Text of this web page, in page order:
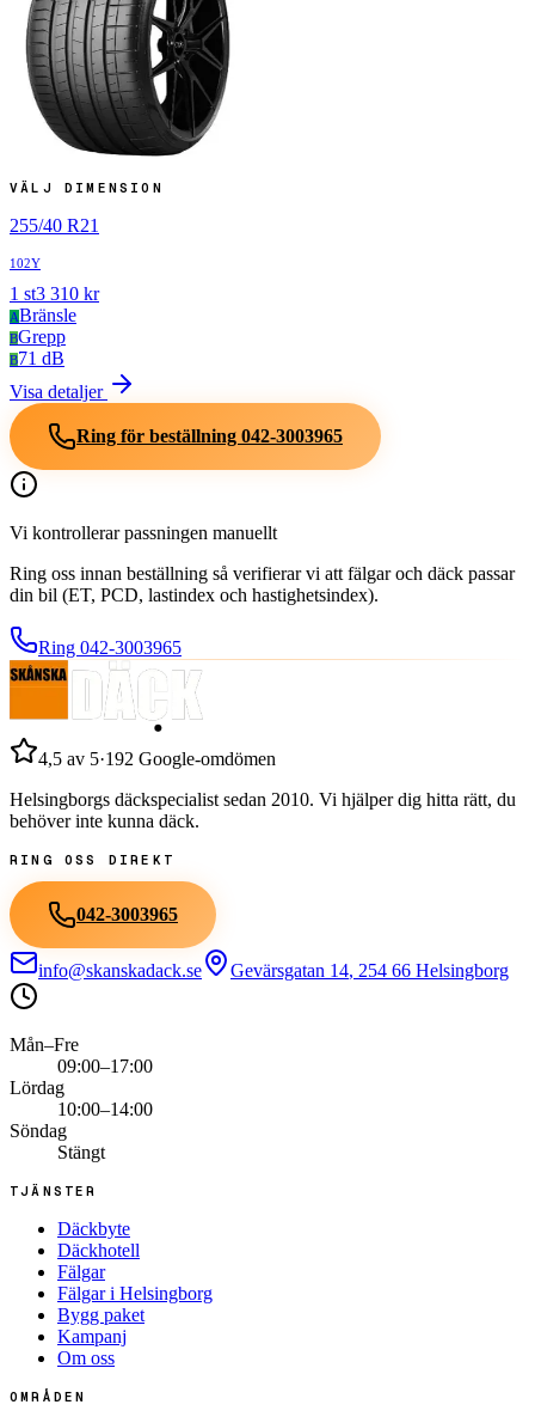
VÄLJ DIMENSION
255/40 R21
102Y
1 st3 310 kr
ABränsle
BGrepp
B71 dB
Visa detaljer
Ring för beställning 042-3003965
Vi kontrollerar passningen manuellt
Ring oss innan beställning så verifierar vi att fälgar och däck passar
din bil (ET, PCD, lastindex och hastighetsindex).
Ring 042-3003965
4,5 av 5·192 Google-omdömen
Helsingborgs däckspecialist sedan 2010. Vi hjälper dig hitta rätt, du
behöver inte kunna däck.
RING OSS DIREKT
042-3003965
info@skanskadack.se Gevärsgatan 14, 254 66 Helsingborg
Mån–Fre
09:00–17:00
Lördag
10:00–14:00
Söndag
Stängt
TJÄNSTER
Däckbyte
Däckhotell
Fälgar
Fälgar i Helsingborg
Bygg paket
Kampanj
Om oss
OMRÅDEN